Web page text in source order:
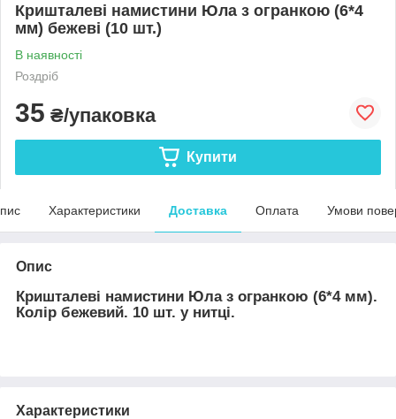
Кришталеві намистини Юла з огранкою (6*4
мм) бежеві (10 шт.)
В наявності
Роздріб
35 ₴/упаковка
Купити
Характеристики Доставка Оплата Умови
Опис
Кришталеві намистини Юла з огранкою (6*4 мм).
Колір бежевий. 10 шт. у нитці.
Характеристики